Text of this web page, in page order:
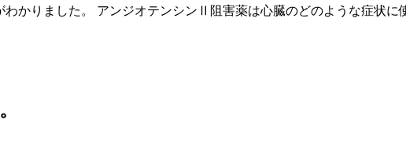
かりました。 アンジオテンシンⅡ阻害薬は心臓のどのような症状に